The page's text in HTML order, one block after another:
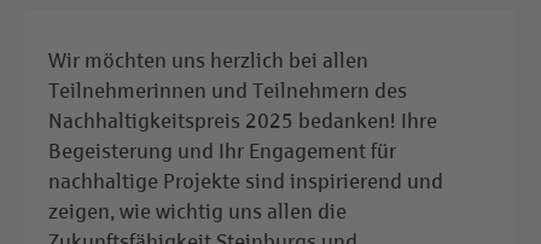
Wir möchten uns herzlich bei allen
Teilnehmerinnen und Teilnehmern des
Nachhaltigkeitspreis 2025 bedanken! Ihre
Begeisterung und Ihr Engagement für
nachhaltige Projekte sind inspirierend und
zeigen, wie wichtig uns allen die